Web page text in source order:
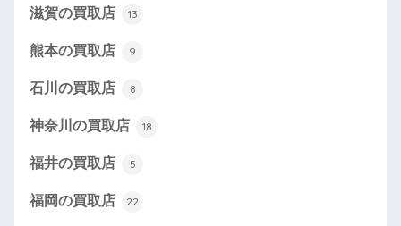
滋賀の買取店 13
熊本の買取店 9
石川の買取店 8
神奈川の買取店 18
福井の買取店 5
福岡の買取店 22